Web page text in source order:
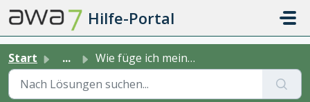
Zum hauptsächlichen Inhalt gehen
Hilfe-Portal
Start ... Wie füge ich meine Karte zu Google Pay™ hinzu?